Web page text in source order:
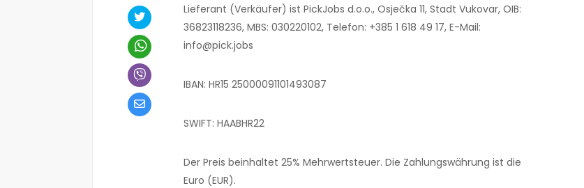
Lieferant (Verkäufer) ist PickJobs d.o.o., Osječka 11, Stadt Vukovar, OIB:
36823118236, MBS: 030220102, Telefon: +385 1 618 49 17, E-Mail:
info@pick.jobs
IBAN: HR15 25000091101493087
SWIFT: HAABHR22
Der Preis beinhaltet 25% Mehrwertsteuer. Die Zahlungswährung ist die
Euro (EUR).